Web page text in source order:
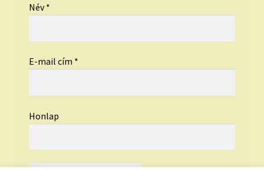
Név*
E-mail cím *
Honlap